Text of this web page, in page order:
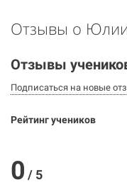
Отзывы о
Отзывы
Подписаться на новые
Рейтинг учеников
0 / 5